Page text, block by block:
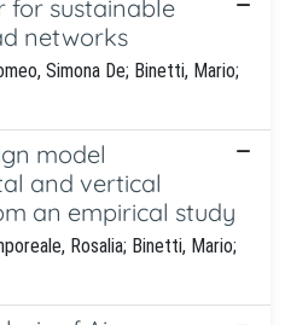
for sustainable
networks
Simona De; Binetti, Mario;
model
and vertical
an empirical study
Rosalia; Binetti, Mario;